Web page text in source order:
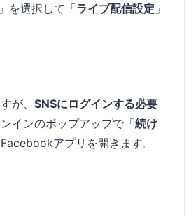
」を選択して「ライブ配信設定 」
が、 SNSにログインする必要
インのポップアップで「続け
アプリを開きます。